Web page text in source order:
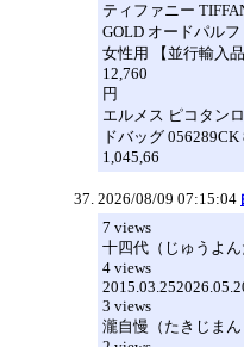
ティファニー
GOLD オードパル
女性用 【並行輸入品
12,760
円
エルメス ピコタン
ドバッグ
1,045,66
2026/08/09 07:15:04
7 views
十四代（じゅうよ
4 views
3 views
瀧自慢（たきじま